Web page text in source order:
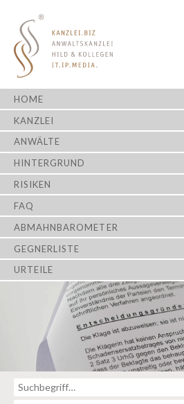
HOME
KANZLEI
ANWÄLTE
HINTERGRUND
RISIKEN
FAQ
ABMAHNBAROMETER
GEGNERLISTE
URTEILE